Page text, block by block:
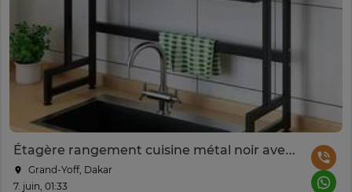
Étagère rangement cuisine métal noir avec porte coulissante
Grand-Yoff, Dakar
7. juin, 01:33